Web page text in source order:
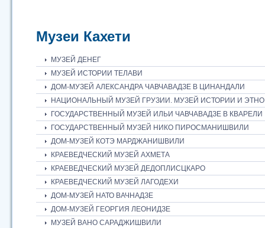
Музеи Кахети
МУЗЕЙ ДЕНЕГ
МУЗЕЙ ИСТОРИИ ТЕЛАВИ
ДОМ-МУЗЕЙ АЛЕКСАНДРА ЧАВЧАВАДЗЕ В ЦИНАНДАЛИ
НАЦИОНАЛЬНЫЙ МУЗЕЙ ГРУЗИИ. МУЗЕЙ ИСТОРИИ И
ГОСУДАРСТВЕННЫЙ МУЗЕЙ ИЛЬИ ЧАВЧАВАДЗЕ В КВАРЕЛИ
ГОСУДАРСТВЕННЫЙ МУЗЕЙ НИКО ПИРОСМАНИШВИЛИ
ДОМ-МУЗЕЙ КОТЭ МАРДЖАНИШВИЛИ
КРАЕВЕДЧЕСКИЙ МУЗЕЙ АХМЕТА
КРАЕВЕДЧЕСКИЙ МУЗЕЙ ДЕДОПЛИСЦКАРО
КРАЕВЕДЧЕСКИЙ МУЗЕЙ ЛАГОДЕХИ
ДОМ-МУЗЕЙ НАТО ВАЧНАДЗЕ
ДОМ-МУЗЕЙ ГЕОРГИЯ ЛЕОНИДЗЕ
МУЗЕЙ ВАНО САРАДЖИШВИЛИ